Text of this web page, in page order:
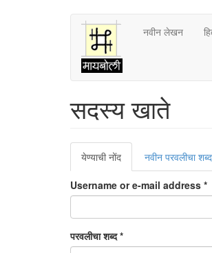
नवीन लेखन
सदस्य खाते
Primary
tabs
येण्याची नोंद (active
tab)
नवीन परवलीचा
Username or e-mail address *
परवलीचा शब्द*